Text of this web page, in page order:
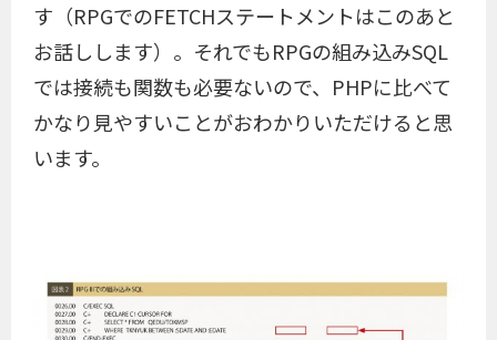
す（RPGでのFETCHステートメントはこのあと
お話しします）。それでもRPGの組み込みSQL
では接続も関数も必要ないので、PHPに比べて
かなり見やすいことがおわかりいただけると思
います。